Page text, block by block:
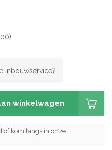
inbouwservice?
winkelwagen
of kom langs in onze